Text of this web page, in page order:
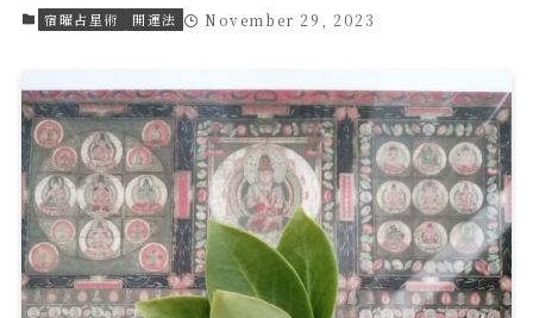
宿曜占星術 開運法 November 29, 2023